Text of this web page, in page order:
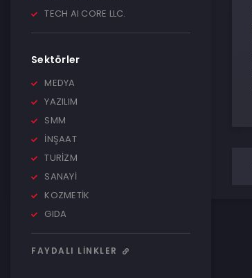
TECH AI CORE LLC.
Sektörler
MEDYA
YAZILIM
SMM
İNŞAAT
TURİZM
SANAYİ
KOZMETİK
GIDA
FAYDALI LINKLER